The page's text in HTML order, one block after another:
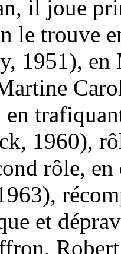
il joue
le trouve
1951), en
1960),
rôle,
et